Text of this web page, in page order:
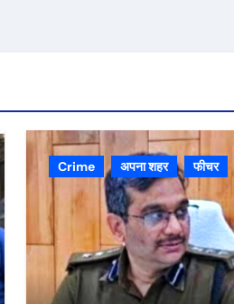
Crime अपना शहर फीचर